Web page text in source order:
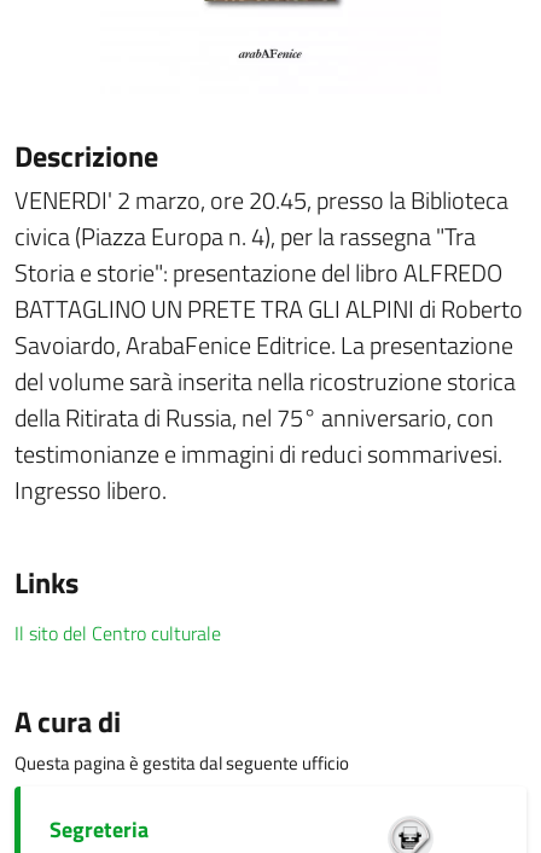
Descrizione
VENERDI' 2 marzo, ore 20.45, presso la Biblioteca
civica (Piazza Europa n. 4), per la rassegna "Tra
Storia e storie": presentazione del libro ALFREDO
BATTAGLINO UN PRETE TRA GLI ALPINI di Roberto
Savoiardo, ArabaFenice Editrice. La presentazione
del volume sarà inserita nella ricostruzione storica
della Ritirata di Russia, nel 75° anniversario, con
testimonianze e immagini di reduci sommarivesi.
Ingresso libero.
Links
Il sito del Centro culturale
A cura di
Questa pagina è gestita dal seguente ufficio
Segreteria